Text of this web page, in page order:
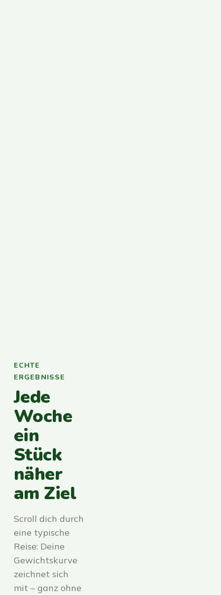
ECHTE
ERGEBNISSE
Jede
Woche
ein
Stück
näher
am Ziel
Scroll dich durch
eine typische
Reise: Deine
Gewichtskurve
zeichnet sich
mit – ganz ohne